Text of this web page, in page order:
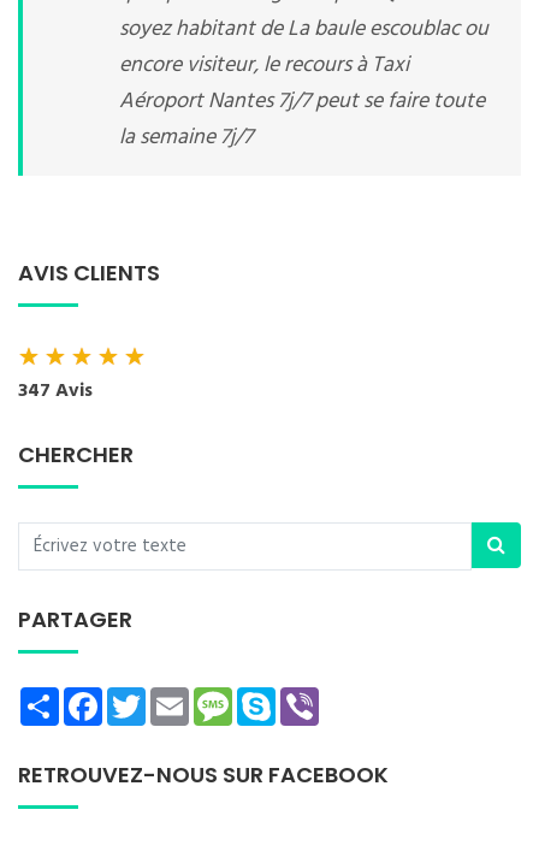
soyez habitant de La baule escoublac ou
encore visiteur, le recours à Taxi
Aéroport Nantes 7j/7 peut se faire toute
la semaine 7j/7
AVIS CLIENTS
★★★★★
347 Avis
CHERCHER
PARTAGER
ShareFacebookTwitterEmailMessage
Skype
RETROUVEZ-NOUS SUR FACEBOOK